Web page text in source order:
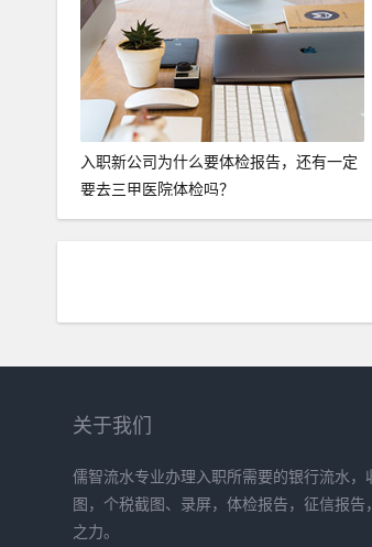
入职新公司为什么要体检报告，还有一定
要去三甲医院体检吗？
关于我们
儒智流水专业办理入职所需要的银行流水
图，个税截图、录屏，体检报告，征信报
之力。